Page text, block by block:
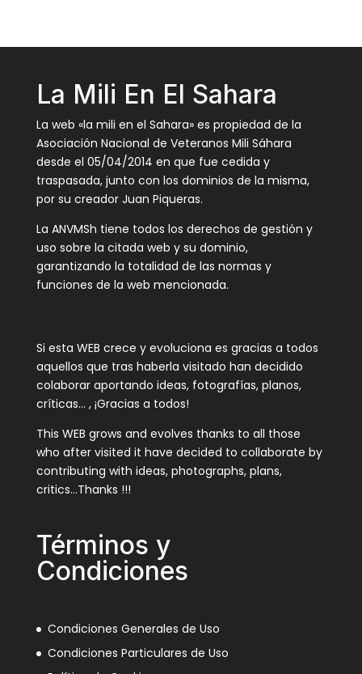
La Mili En El Sahara
La web «la mili en el Sahara» es propiedad de la
Asociación Nacional de Veteranos Mili Sáhara
desde el 05/04/2014 en que fue cedida y
traspasada, junto con los dominios de la misma,
por su creador Juan Piqueras.
La ANVMSh tiene todos los derechos de gestión y
uso sobre la citada web y su dominio,
garantizando la totalidad de las normas y
funciones de la web mencionada.
Si esta WEB crece y evoluciona es gracias a todos
aquellos que tras haberla visitado han decidido
colaborar aportando ideas, fotografías, planos,
críticas… , ¡Gracias a todos!
This WEB grows and evolves thanks to all those
who after visited it have decided to collaborate by
contributing with ideas, photographs, plans,
critics…Thanks !!!
Términos y
Condiciones
Condiciones Generales de Uso
Condiciones Particulares de Uso